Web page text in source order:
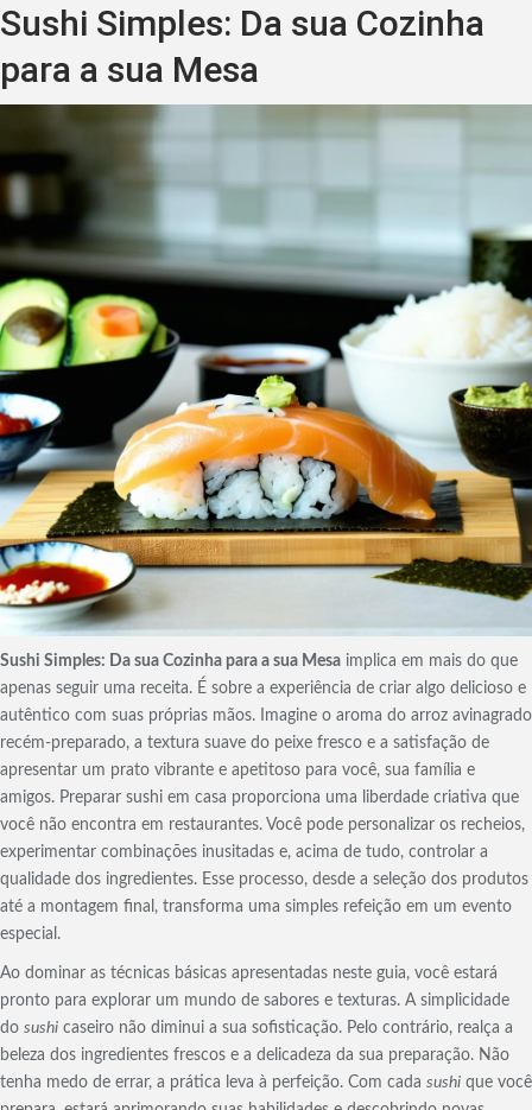
Sushi Simples: Da sua Cozinha
para a sua Mesa
Sushi Simples: Da sua Cozinha para a sua Mesa implica em mais do que
apenas seguir uma receita. É sobre a experiência de criar algo delicioso e
autêntico com suas próprias mãos. Imagine o aroma do arroz avinagrado
recém-preparado, a textura suave do peixe fresco e a satisfação de
apresentar um prato vibrante e apetitoso para você, sua família e
amigos. Preparar sushi em casa proporciona uma liberdade criativa que
você não encontra em restaurantes. Você pode personalizar os recheios,
experimentar combinações inusitadas e, acima de tudo, controlar a
qualidade dos ingredientes. Esse processo, desde a seleção dos produtos
até a montagem final, transforma uma simples refeição em um evento
especial.
Ao dominar as técnicas básicas apresentadas neste guia, você estará
pronto para explorar um mundo de sabores e texturas. A simplicidade
do sushi caseiro não diminui a sua sofisticação. Pelo contrário, realça a
beleza dos ingredientes frescos e a delicadeza da sua preparação. Não
tenha medo de errar, a prática leva à perfeição. Com cada sushi que você